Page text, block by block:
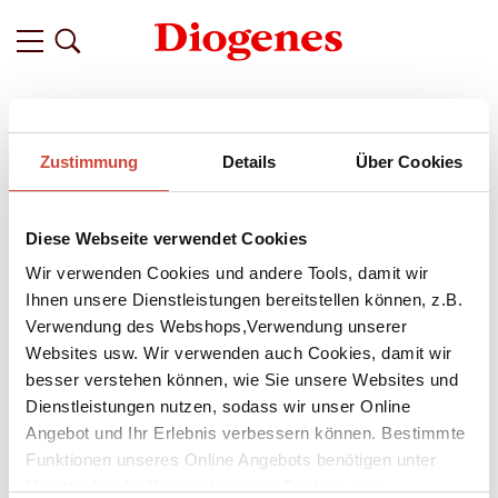
Zustimmung Details Über Cookies
Diese Webseite verwendet Cookies
Wir verwenden Cookies und andere Tools, damit wir
Ihnen unsere Dienstleistungen bereitstellen können, z.B.
Verwendung des Webshops,Verwendung unserer
Websites usw. Wir verwenden auch Cookies, damit wir
besser verstehen können, wie Sie unsere Websites und
Dienstleistungen nutzen, sodass wir unser Online
Angebot und Ihr Erlebnis verbessern können. Bestimmte
Funktionen unseres Online Angebots benötigen unter
Related Featured
vor 10 Jahren
Gewinnspiel: Wer schreibt hier?
Pech gehabt: Auf den vielen Fotos im Hintergrund ist der
Diogenes Autor, den wir heute suchen, nicht zu erkennen. Ob
andere Details über seine Identität Aufschluss geben?